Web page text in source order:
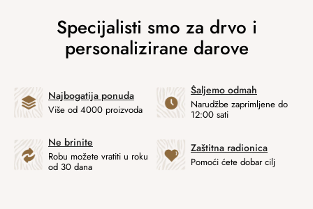
Najbogatija ponuda
Više od 4000 proizvoda
Šaljemo odmah
Narudžbe zaprimljene do
12:00 sati
Ne brinite
Robu možete vratiti u roku
od 30 dana
Zaštitna radionica
Pomoći ćete dobar cilj